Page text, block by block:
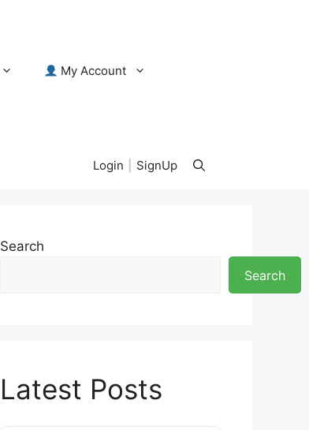
My Account
Login SignUp
Search
Search
Latest Posts